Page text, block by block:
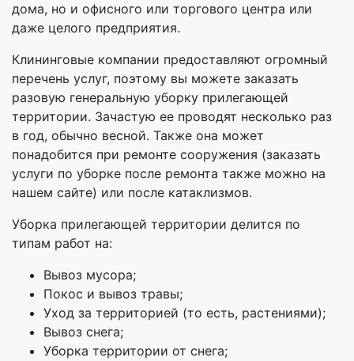
дома, но и офисного или торгового центра или
даже целого предприятия.
Клининговые компании предоставляют огромный
перечень услуг, поэтому вы можете заказать
разовую генеральную уборку прилегающей
территории. Зачастую ее проводят несколько раз
в год, обычно весной. Также она может
понадобится при ремонте сооружения (заказать
услуги по уборке после ремонта также можно на
нашем сайте) или после катаклизмов.
Уборка прилегающей территории делится по
типам работ на:
Вывоз мусора;
Покос и вывоз травы;
Уход за территорией (то есть, растениями);
Вывоз снега;
Уборка территории от снега;